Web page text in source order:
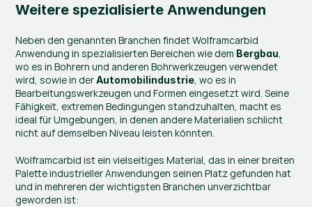
Weitere spezialisierte Anwendungen
Neben den genannten Branchen findet Wolframcarbid
Anwendung in spezialisierten Bereichen wie dem Bergbau
wo es in Bohrern und anderen Bohrwerkzeugen verwendet
wird, sowie in der Automobilindustrie , wo es in
Bearbeitungswerkzeugen und Formen eingesetzt wird. Seine
Fähigkeit, extremen Bedingungen standzuhalten, macht es
ideal für Umgebungen, in denen andere Materialien schlicht
nicht auf demselben Niveau leisten könnten.
Wolframcarbid ist ein vielseitiges Material, das in einer breiten
Palette industrieller Anwendungen seinen Platz gefunden hat
und in mehreren der wichtigsten Branchen unverzichtbar
geworden ist: